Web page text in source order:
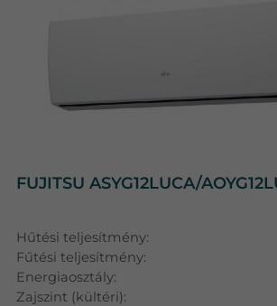
FUJITSU ASYG12LUCA/
Hűtési teljesítmény:
Fűtési teljesítmény:
Energiaosztály:
Zajszint (kültéri):